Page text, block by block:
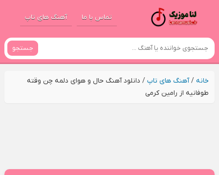
تماس با ما آهنگ های تاپ
جستجو
خانه/آهنگ های تاپ/ دانلود آهنگ حال و هوای دلمه چن وقته
طوفانیه از رامین کرمی